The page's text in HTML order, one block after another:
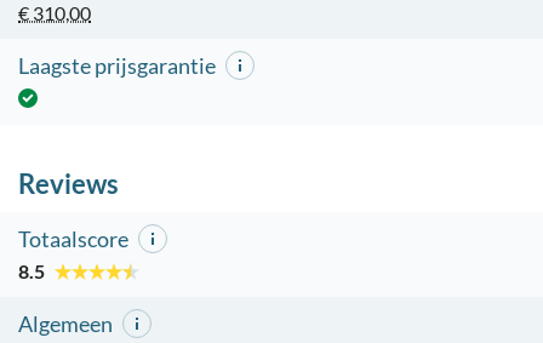
€ 310,00
Laagste prijsgarantie
Reviews
Totaalscore
8.5
Algemeen